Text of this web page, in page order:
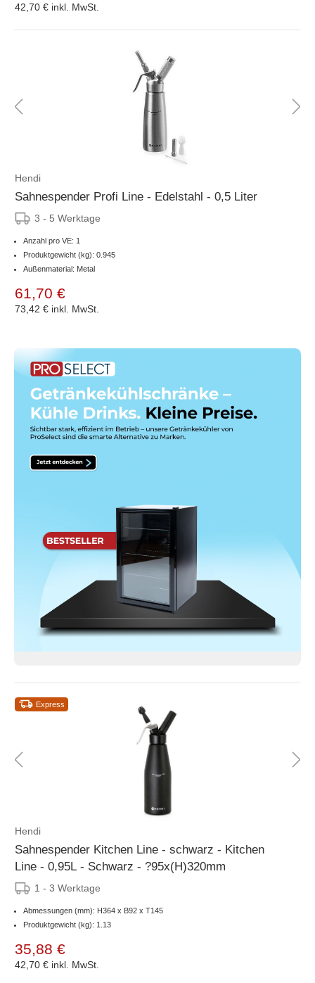
42,70 € inkl. MwSt.
Hendi
Sahnespender Profi Line - Edelstahl - 0,5 Liter
3 - 5 Werktage
Anzahl pro VE: 1
Produktgewicht (kg): 0.945
Außenmaterial: Metal
61,70 €
73,42 € inkl. MwSt.
Express
Hendi
Sahnespender Kitchen Line - schwarz - Kitchen
Line - 0,95L - Schwarz - ?95x(H)320mm
1 - 3 Werktage
Abmessungen (mm): H364 x B92 x T145
Produktgewicht (kg): 1.13
35,88 €
42,70 € inkl. MwSt.